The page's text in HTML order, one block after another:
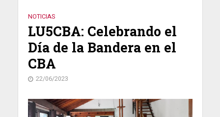
NOTICIAS
LU5CBA: Celebrando el
Día de la Bandera en el
CBA
22/06/2023